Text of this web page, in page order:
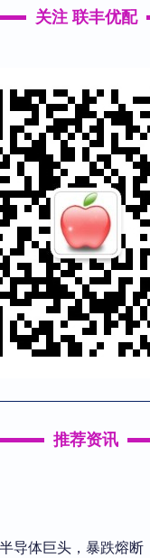
关注 联丰优配
推荐资讯
导体巨头，暴跌熔断